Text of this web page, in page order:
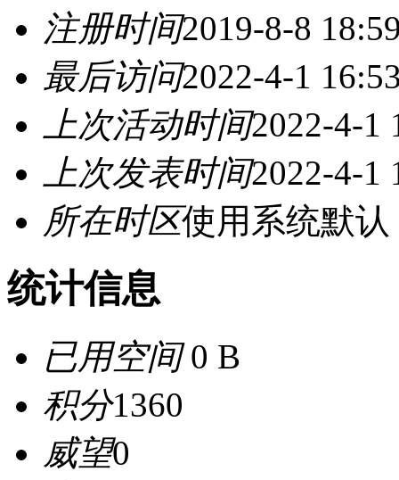
注册时间2019-8-8
最后访问2022-4-1
上次活动时间2022-4-1
上次发表时间2022-4-1
所在时区使用系统默认
统计信息
已用空间0 B
积分1360
威望0